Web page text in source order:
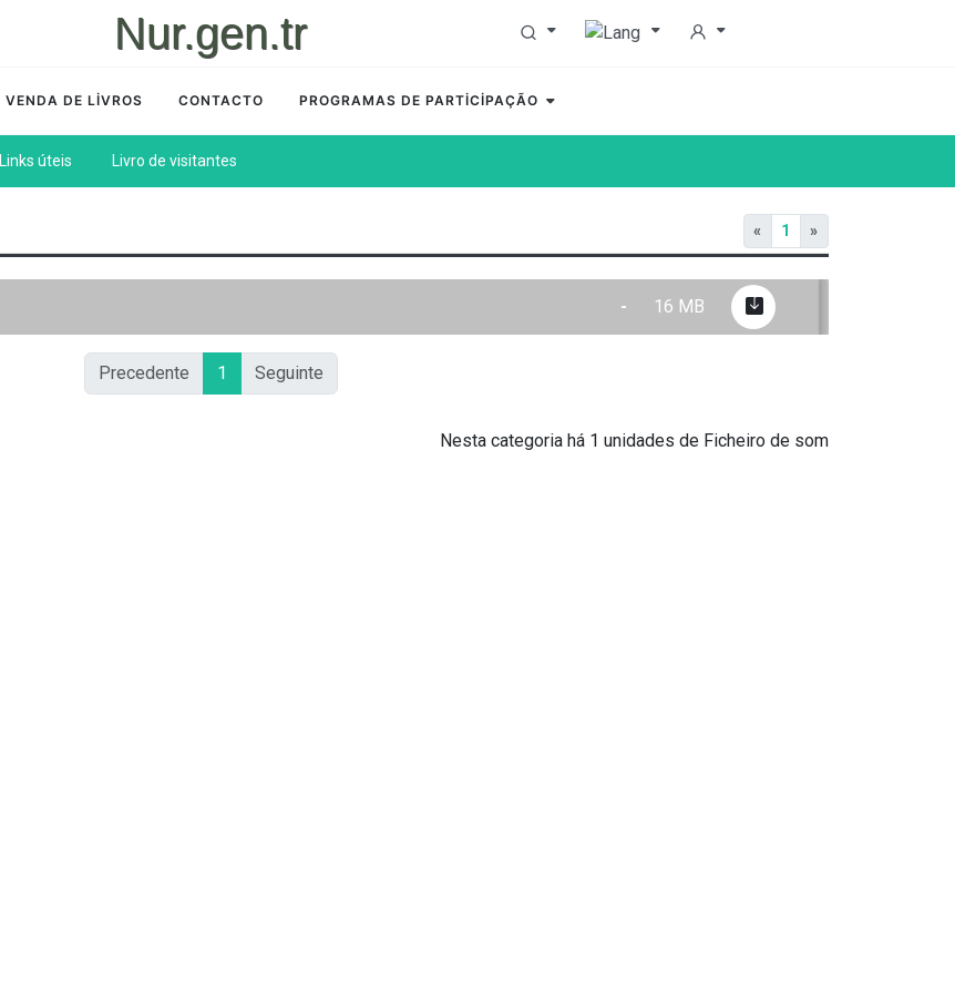
Nur.gen.tr
VENDA DE LİVROS CONTACTO PROGRAMAS DE PARTİCİPAÇÃO
Links úteis Livro de visitantes
« 1 »
- 16 MB
Precedente 1 Seguinte
Nesta categoria há 1 unidades de Ficheiro de som